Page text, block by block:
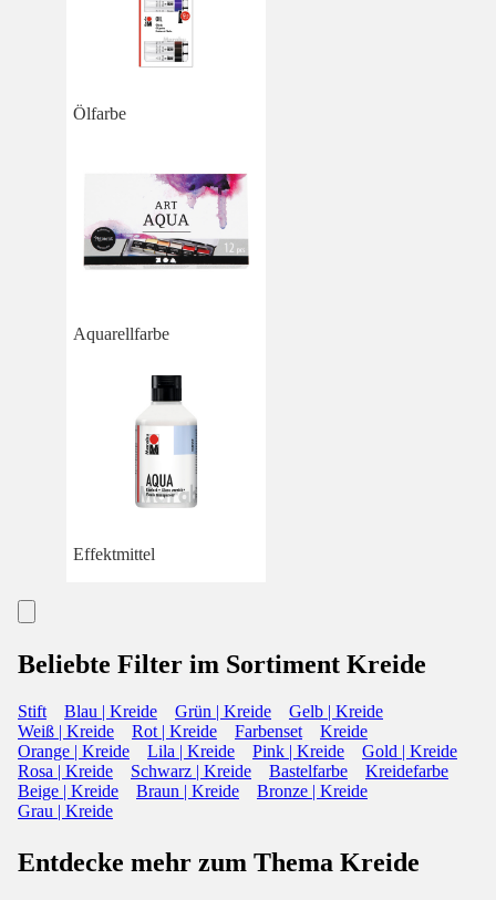
Ölfarbe
Aquarellfarbe
Effektmittel
Beliebte Filter im Sortiment Kreide
Stift Blau | Kreide Grün | Kreide
Gelb | Kreide
Weiß | Kreide
Rot | Kreide Farbenset
Kreide
Orange | Kreide
Lila | Kreide Pink | Kreide
Gold | Kreide
Rosa | Kreide
Schwarz | Kreide Bastelfarbe
Kreidefarbe
Beige | Kreide
Braun | Kreide
Bronze | Kreide
Grau | Kreide
Entdecke mehr zum Thema Kreide